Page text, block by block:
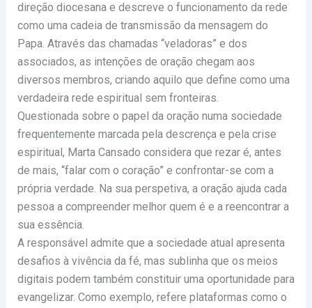
direção diocesana e descreve o funcionamento da rede
como uma cadeia de transmissão da mensagem do
Papa. Através das chamadas “veladoras” e dos
associados, as intenções de oração chegam aos
diversos membros, criando aquilo que define como uma
verdadeira rede espiritual sem fronteiras.
Questionada sobre o papel da oração numa sociedade
frequentemente marcada pela descrença e pela crise
espiritual, Marta Cansado considera que rezar é, antes
de mais, “falar com o coração” e confrontar-se com a
própria verdade. Na sua perspetiva, a oração ajuda cada
pessoa a compreender melhor quem é e a reencontrar a
sua essência.
A responsável admite que a sociedade atual apresenta
desafios à vivência da fé, mas sublinha que os meios
digitais podem também constituir uma oportunidade para
evangelizar. Como exemplo, refere plataformas como o